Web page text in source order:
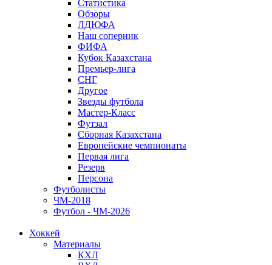
Статистика
Обзоры
ЛДЮФА
Наш соперник
ФИФА
Кубок Казахстана
Премьер-лига
СНГ
Другое
Звезды футбола
Мастер-Класс
Футзал
Сборная Казахстана
Европейские чемпионаты
Первая лига
Резерв
Персона
Футболисты
ЧМ-2018
Футбол - ЧМ-2026
Хоккей
Материалы
КХЛ